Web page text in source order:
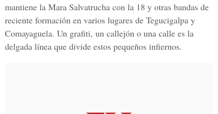
mantiene la Mara Salvatrucha con la 18 y otras bandas de
reciente formación en varios lugares de Tegucigalpa y
Comayaguela. Un grafiti, un callejón o una calle es la
delgada línea que divide estos pequeños infiernos.